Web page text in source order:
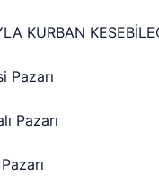
KURBAN
Pazarı
Pazarı